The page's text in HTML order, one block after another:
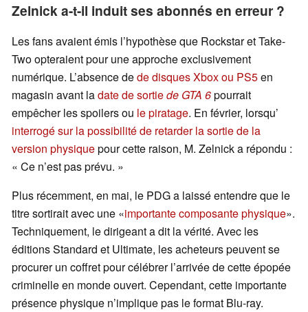
Zelnick a-t-il induit ses abonnés en erreur ?
Les fans avaient émis l’hypothèse que Rockstar et Take-
Two opteraient pour une approche exclusivement
numérique. L’absence dede disques Xbox ou PS5en
magasin avant ladate de sortiede GTA 6pourrait
empêcher les spoilers ou le piratage. En février, lorsqu’
interrogé sur la possibilité de retarder la sortie de la
version physiquepour cette raison, M. Zelnick a répondu :
« Ce n’est pas prévu. »
Plus récemment, en mai, le PDG a laissé entendre que le
titre sortirait avec une «importante composante physique».
Techniquement, le dirigeant a dit la vérité. Avec les
éditions Standard et Ultimate, les acheteurs peuvent se
procurer un coffret pour célébrer l’arrivée de cette épopée
criminelle en monde ouvert. Cependant, cette importante
présence physique n’implique pas le format Blu-ray.